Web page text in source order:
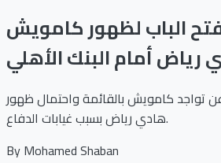
الباب لظهور كامويش
رياض أمام البنك الأهلي
عن تواجد كامويش بالقائمة واحتمال ظهور
هادي رياض بسبب غيابات الدفاع.
ByMohamed Shaban